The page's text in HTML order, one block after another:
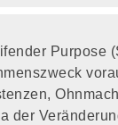
Purpose
der